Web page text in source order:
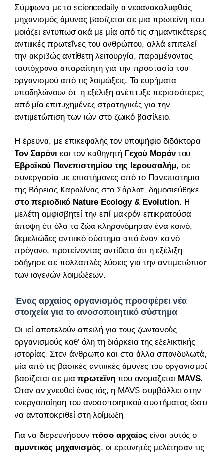
Σύμφωνα με το sciencedaily o νεοανακαλυφθείς
μηχανισμός άμυνας βασίζεται σε μια πρωτεΐνη που
μοιάζει εντυπωσιακά με μία από τις σημαντικότερες
αντιιικές πρωτεΐνες του ανθρώπου, αλλά επιτελεί
την ακριβώς αντίθετη λειτουργία, παραμένοντας
ταυτόχρονα απαραίτητη για την προστασία του
οργανισμού από τις λοιμώξεις. Τα ευρήματα
υποδηλώνουν ότι η εξέλιξη ανέπτυξε περισσότερες
από μία επιτυχημένες στρατηγικές για την
αντιμετώπιση των ιών στο ζωικό βασίλειο.
Η έρευνα, με επικεφαλής τον υποψήφιο διδάκτορα
Τον Σαρόνι και τον καθηγητή Γεχού Μοράν του
Εβραϊκού Πανεπιστημίου της Ιερουσαλήμ, σε
συνεργασία με επιστήμονες από το Πανεπιστήμιο
της Βόρειας Καρολίνας στο Σάρλοτ, δημοσιεύθηκε
στο περιοδικό Nature Ecology & Evolution. Η
μελέτη αμφισβητεί την επί μακρόν επικρατούσα
άποψη ότι όλα τα ζώα κληρονόμησαν ένα κοινό,
θεμελιώδες αντιιικό σύστημα από έναν κοινό
πρόγονο, προτείνοντας αντίθετα ότι η εξέλιξη
οδήγησε σε πολλαπλές λύσεις για την αντιμετώπιση
των ιογενών λοιμώξεων.
Ένας αρχαίος οργανισμός προσφέρει νέα
στοιχεία για το ανοσοποιητικό σύστημα
Οι ιοί αποτελούν απειλή για τους ζωντανούς
οργανισμούς καθ’ όλη τη διάρκεια της εξελικτικής
ιστορίας. Στον άνθρωπο και στα άλλα σπονδυλωτά,
μία από τις βασικές αντιιικές άμυνες του οργανισμού
βασίζεται σε μια πρωτεΐνη που ονομάζεται MAVS.
Όταν ανιχνευθεί ένας ιός, η MAVS συμβάλλει στην
ενεργοποίηση του ανοσοποιητικού συστήματος ώστε
να ανταποκριθεί στη λοίμωξη.
Για να διερευνήσουν πόσο αρχαίος είναι αυτός ο
αμυντικός μηχανισμός, οι ερευνητές μελέτησαν τις